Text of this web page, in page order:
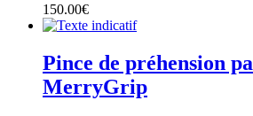
150.00€
Pince de préhension
MerryGrip